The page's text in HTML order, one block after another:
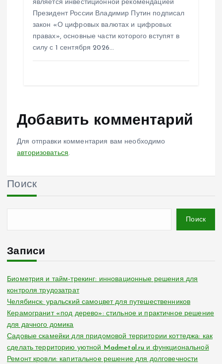
является инвестиционной рекомендацией
Президент России Владимир Путин подписал
закон «О цифровых валютах и цифровых
правах», основные части которого вступят в
силу с 1 сентября 2026…
Добавить комментарий
Для отправки комментария вам необходимо
авторизоваться.
Поиск
Поиск
Записи
Биометрия и тайм-трекинг: инновационные решения для
контроля трудозатрат
Челябинск: уральский самоцвет для путешественников
Керамогранит «под дерево»: стильное и практичное решение
для дачного домика
Садовые скамейки для придомовой территории коттеджа: как
сделать территорию уютной Madmetal.ru и функциональной
Ремонт кровли: капитальное решение для долговечности